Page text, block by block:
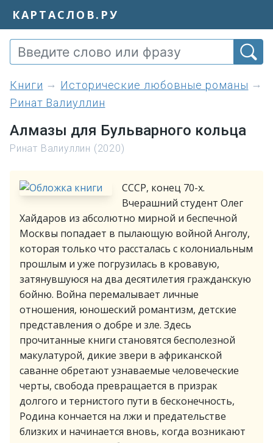
КАРТАСЛОВ.РУ
книги
Исторические любовные романы
Ринат Валиуллин
Алмазы для Бульварного кольца
Ринат Валиуллин (2020)
СССР, конец 70-х.
Вчерашний студент Олег
Хайдаров из абсолютно мирной и беспечной
Москвы попадает в пылающую войной Анголу,
которая только что рассталась с колониальным
прошлым и уже погрузилась в кровавую,
затянувшуюся на два десятилетия гражданскую
бойню. Война перемалывает личные
отношения, юношеский романтизм, детские
представления о добре и зле. Здесь
прочитанные книги становятся бесполезной
макулатурой, дикие звери в африканской
саванне обретают узнаваемые человеческие
черты, свобода превращается в призрак
долгого и тернистого пути в бесконечность,
Родина кончается на лжи и предательстве
близких и начинается вновь, когда возникают